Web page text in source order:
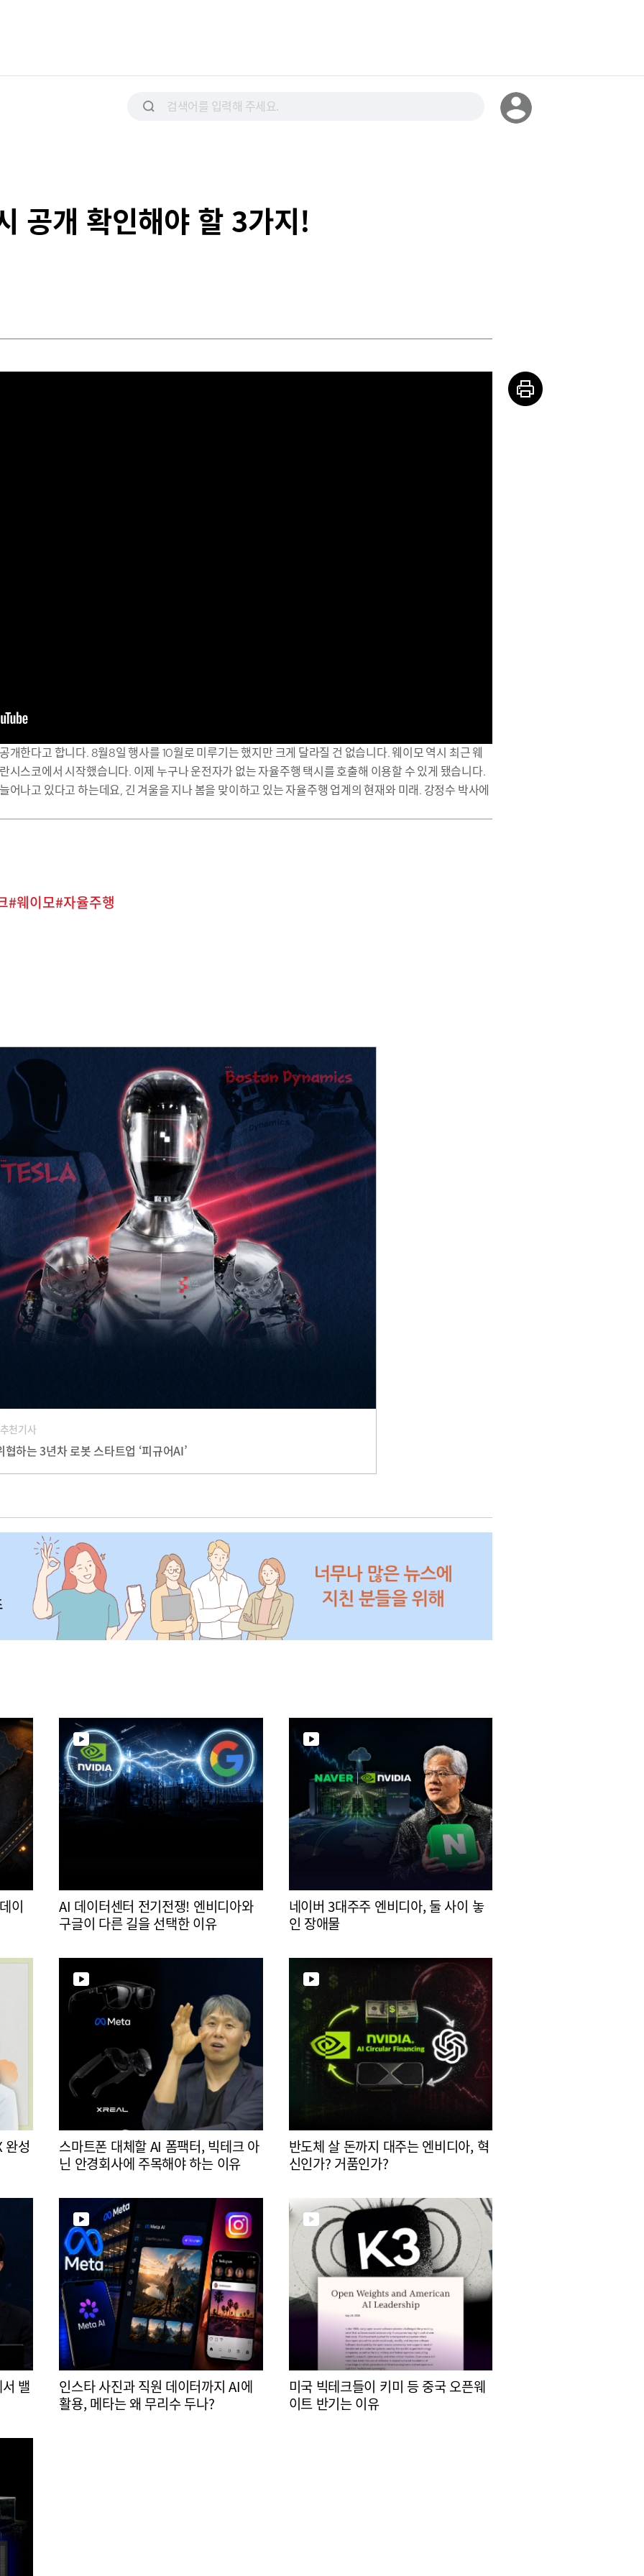
공개 확인해야 할 3가지!
개한다고 합니다. 8월8일 행사를 10월로 미루기는 했지만 크게 달라질 건 없습니다. 웨이모 역시 최근 웨
시스코에서 시작했습니다. 이제 누구나 운전자가 없는 자율주행 택시를 호출해 이용할 수 있게 됐습니다.
어나고 있다고 하는데요, 긴 겨울을 지나 봄을 맞이하고 있는 자율주행 업계의 현재와 미래. 강정수 박사에
천기사
협하는 3년차 로봇 스타트업 ‘피규어AI’
웨이모 자율주행
이
AI 데이터센터 전기전쟁! 엔비디아와
구글이 다른 길을 선택한 이유
네이버 3대주주 엔비디아, 둘 사이 놓
인 장애물
완성
스마트폰 대체할 AI 폼팩터, 빅테크 아
닌 안경회사에 주목해야 하는 이유
반도체 살 돈까지 대주는 엔비디아, 혁
신인가? 거품인가?
밸
인스타 사진과 직원 데이터까지 AI에
활용, 메타는 왜 무리수 두나?
미국 빅테크들이 키미 등 중국 오픈웨
이트 반기는 이유